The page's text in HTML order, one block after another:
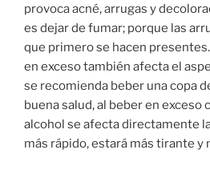
provoca acné, arrugas y
es dejar de fumar; porque las
que primero se hacen
en exceso también afecta el
se recomienda beber una copa
buena salud, al beber en exceso
alcohol se afecta directamente
más rápido, estará más tirante y